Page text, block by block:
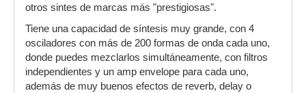
otros sintes de marcas más "prestigiosas".
Tiene una capacidad de síntesis muy grande, con 4
osciladores con más de 200 formas de onda cada uno,
donde puedes mezclarlos simultáneamente, con filtros
independientes y un amp envelope para cada uno,
además de muy buenos efectos de reverb, delay o